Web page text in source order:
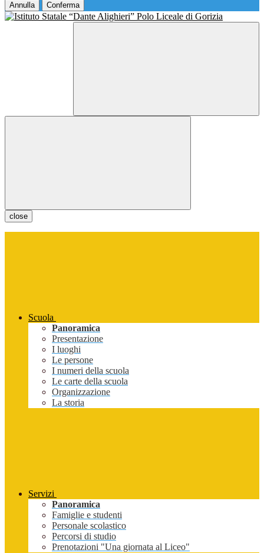
Annulla Conferma
close
Scuola
Panoramica
Presentazione
I luoghi
Le persone
I numeri della scuola
Le carte della scuola
Organizzazione
La storia
Servizi
Panoramica
Famiglie e studenti
Personale scolastico
Percorsi di studio
Prenotazioni "Una giornata al Liceo"